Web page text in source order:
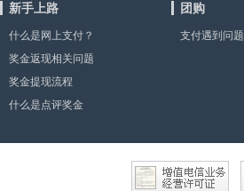
新手上路
什么是网上支付？
奖金返现相关问题
奖金提现流程
什么是点评奖金
团购
支付遇到问题